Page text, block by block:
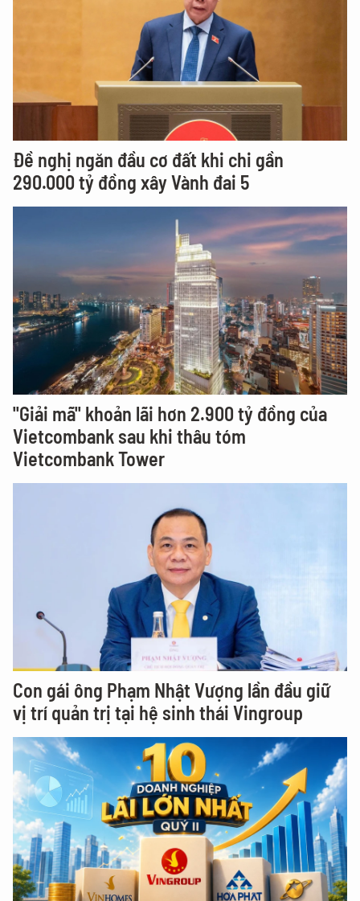
Đề nghị ngăn đầu cơ đất khi chi gần
290.000 tỷ đồng xây Vành đai 5
"Giải mã" khoản lãi hơn 2.900 tỷ đồng của
Vietcombank sau khi thâu tóm
Vietcombank Tower
Con gái ông Phạm Nhật Vượng lần đầu giữ
vị trí quản trị tại hệ sinh thái Vingroup